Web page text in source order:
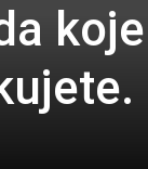
koje